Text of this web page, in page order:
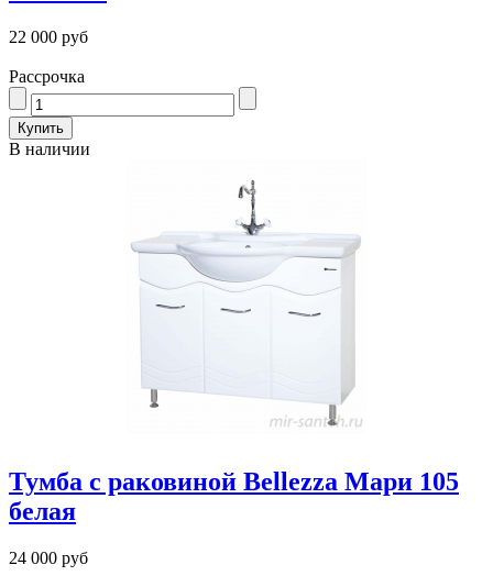
22 000 руб
Рассрочка
В наличии
Тумба с раковиной Bellezza Мари 105
белая
24 000 руб